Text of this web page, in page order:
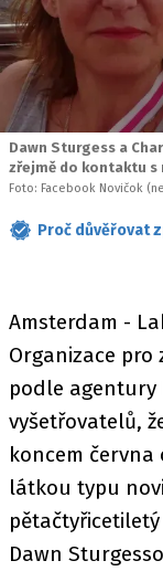
Dawn Sturgess a
zřejmě do kontaktu s
Foto: Facebook Novičok
Proč důvěřovat
Amsterdam -
Organizace pro
podle agentury
vyšetřovatelů,
koncem
látkou typu
Dawn